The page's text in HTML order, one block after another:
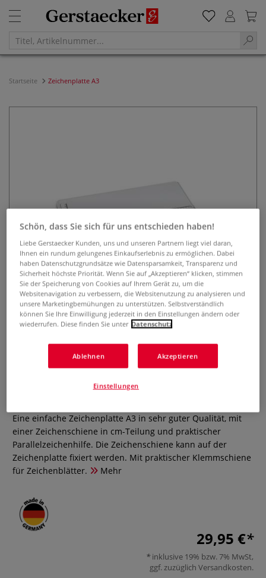
Startseite Zeichenplatte A3
Zeichenplatte A3
Eine einfache Zeichenplatte A3 in sehr guter Qualität, mit
einer Zeichenschiene in cm-Teilung und praktischer
Parallelzeichenhilfe. Die Zeichenschiene kann auf der
Zeichenplatte fixiert werden. Mit praktischer Klemmschiene
für Zeichenblätter.
Mehr
29,95 €
inklusive 19% bzw. 7% MwSt,
ggf. zuzüglich Versandkosten.
Schön, dass Sie sich für uns entschieden haben!
Liebe Gerstaecker Kunden, uns und unseren Partnern liegt viel daran,
Ihnen ein rundum gelungenes Einkaufserlebnis zu ermöglichen. Dabei
haben Datenschutzgrundsätze wie Datensparsamkeit, Transparenz und
Sicherheit höchste Priorität. Wenn Sie auf „Akzeptieren“ klicken, stimmen
Sie der Speicherung von Cookies auf Ihrem Gerät zu, um die
Websitenavigation zu verbessern, die Websitenutzung zu analysieren und
unsere Marketingbemühungen zu unterstützen. Selbstverständlich
können Sie Ihre Einwilligung jederzeit in den Einstellungen ändern oder
wiederrufen. Diese finden Sie unter Datenschutz
Ablehnen Akzeptieren
Einstellungen